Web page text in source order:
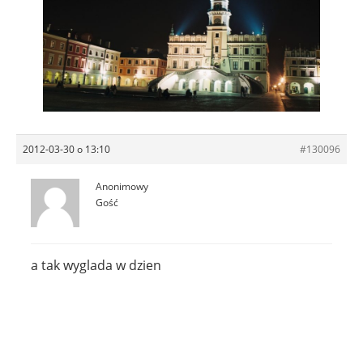
2012-03-30 o 13:10 #130096
Anonimowy
Gość
a tak wyglada w dzien